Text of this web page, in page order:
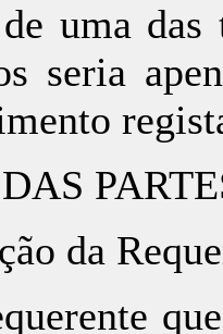
uma das
seria
da